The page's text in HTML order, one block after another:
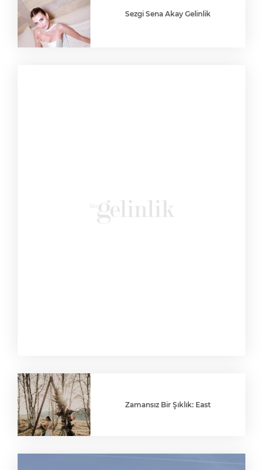
Sezgi Sena Akay Gelinlik
Zamansız Bir Şıklık: East